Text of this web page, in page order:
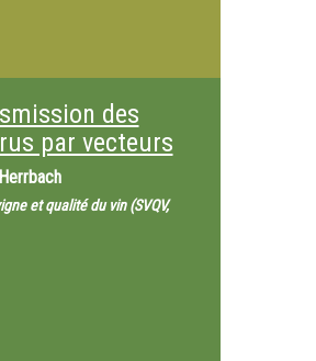
des
par vecteurs
et qualité du vin (SVQV,